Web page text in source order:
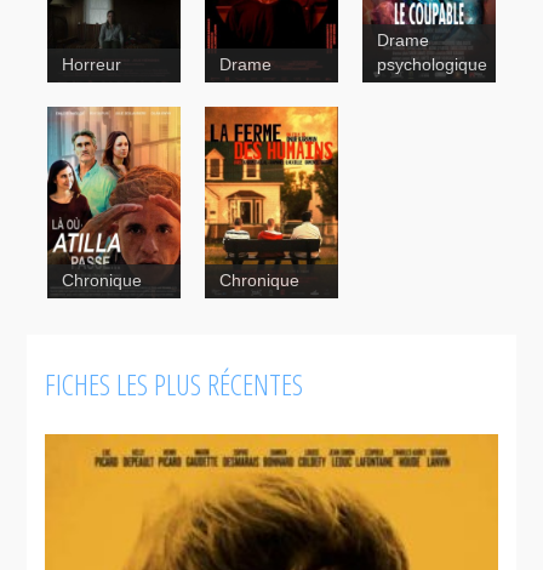
Horreur Drame
Drame
psychologique
Là où Atilla
Chronique Chronique
FICHES LES PLUS RÉCENTES